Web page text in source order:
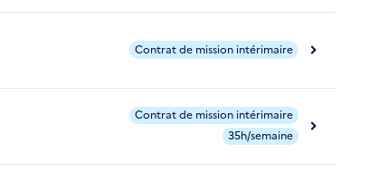
Contrat de mission intérimaire
Contrat de mission intérimaire
35h/semaine